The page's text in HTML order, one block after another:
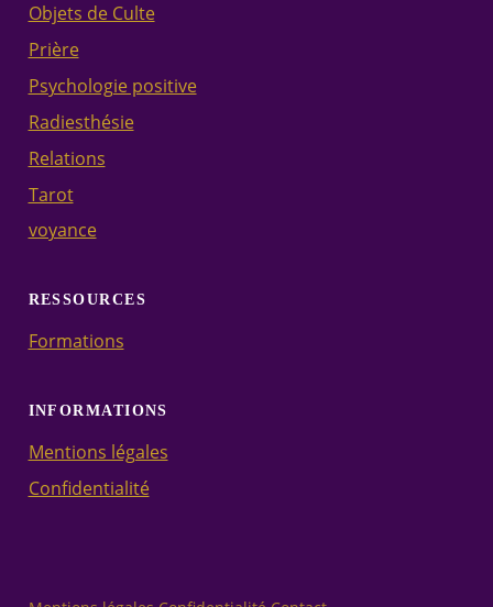
Objets de Culte
Prière
Psychologie positive
Radiesthésie
Relations
Tarot
voyance
RESSOURCES
Formations
INFORMATIONS
Mentions légales
Confidentialité